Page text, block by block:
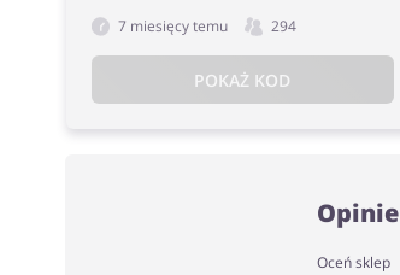
7 miesięcy temu 294
POKAŻ KOD
Oceń sklep